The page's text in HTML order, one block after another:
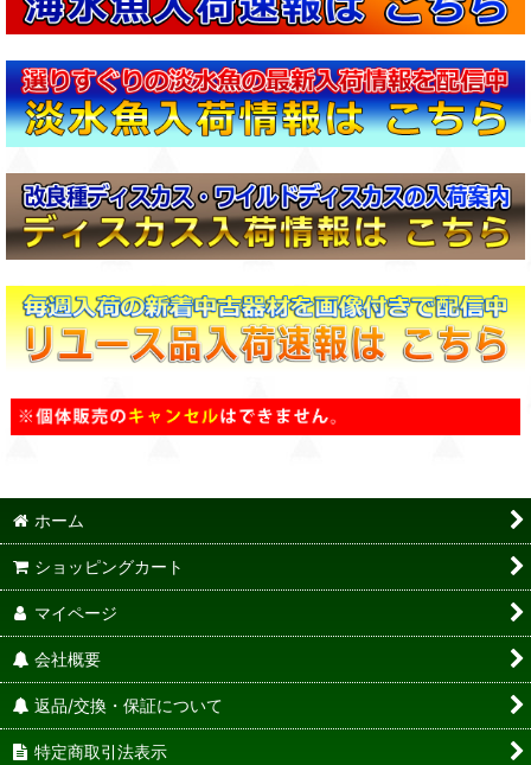
ホーム
ショッピングカート
マイページ
会社概要
返品/交換・保証について
特定商取引法表示